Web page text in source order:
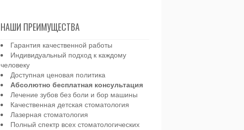
НАШИ ПРЕИМУЩЕСТВА
Гарантия качественной работы
Индивидуальный подход к каждому
человеку
Доступная ценовая политика
Абсолютно бесплатная консультация
Лечение зубов без боли и бор машины
Качественная детская стоматология
Лазерная стоматология
Полный спектр всех стоматологических